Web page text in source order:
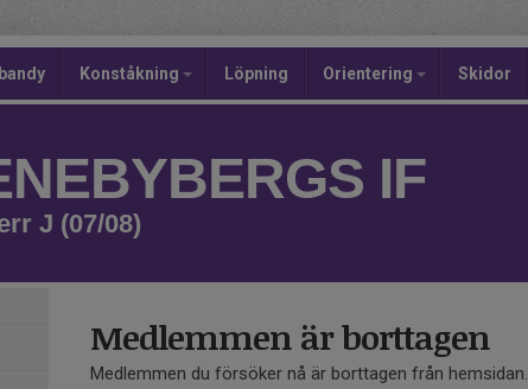
Konståkning Löpning Orientering Skidor
IF
J (07/08)
Medlemmen är borttagen
Medlemmen du försöker nå är borttagen från hemsidan.